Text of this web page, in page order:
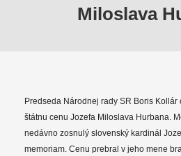
Miloslava
Predseda Národnej rady SR Boris
štátnu cenu Jozefa Miloslava Hurbana.
nedávno zosnulý slovenský kardinál
memoriam. Cenu prebral v jeho mene